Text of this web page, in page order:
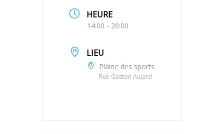
HEURE
14:00 - 20:00
LIEU
Plaine des sports
Rue Gaston Aujard